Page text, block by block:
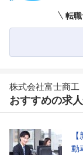
転
株式会社富士商工
おすすめの求
動